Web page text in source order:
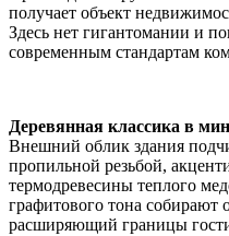
получает объект
Здесь нет гигантомании и
современным стандартам
Деревянная классика в
Внешний облик здания
пропильной резьбой,
термодревесины теплого
графитового тона собирают
расширяющий границы